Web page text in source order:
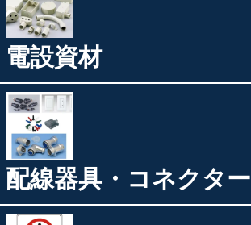
電設資材
配線器具・コネクター